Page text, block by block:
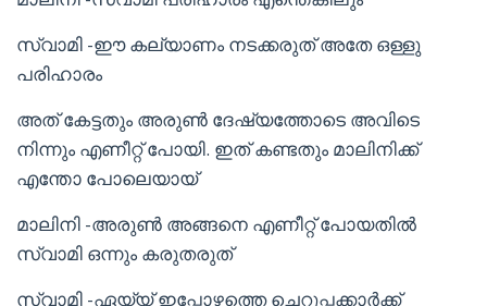
സ്വാമി -ഈ കല്യാണം നടക്കരുത് അതേ ഒള്ളു
പരിഹാരം
അത് കേട്ടതും അരുൺ ദേഷ്യത്തോടെ അവിടെ
നിന്നും എണീറ്റ് പോയി. ഇത് കണ്ടതും മാലിനിക്ക്
എന്തോ പോലെയായ്
മാലിനി -അരുൺ അങ്ങനെ എണീറ്റ് പോയതിൽ
സ്വാമി ഒന്നും കരുതരുത്
സ്വാമി -ഏയ്യ് ഇപ്പോഴത്തെ ചെറുപ്പക്കാർക്ക്